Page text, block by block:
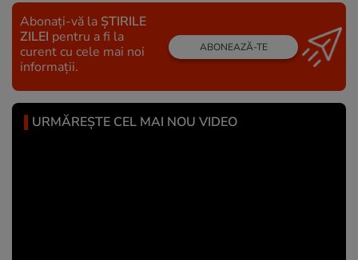
Abonați-vă la ȘTIRILE
ZILEI pentru a fi la
curent cu cele mai noi
informații.
ABONEAZĂ-TE
URMĂREȘTE CEL MAI NOU VIDEO